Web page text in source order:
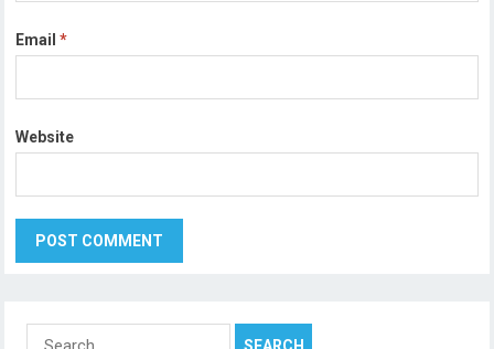
Email*
Website